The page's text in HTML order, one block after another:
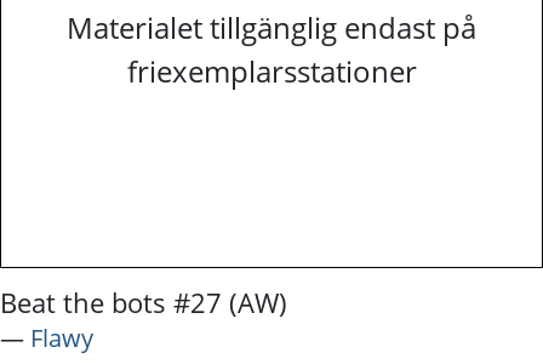
Materialet tillgänglig endast på
friexemplarsstationer
Beat the bots #27 (AW)
― Flawy